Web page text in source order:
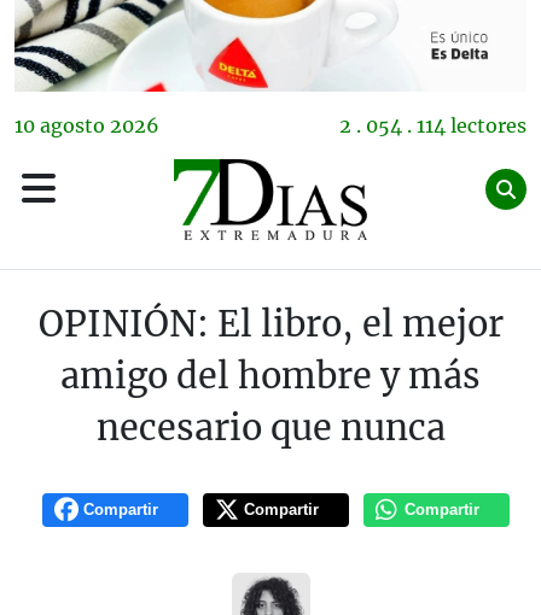
10 agosto 2026 2 . 054 . 114 lectores
OPINIÓN: El libro, el mejor
amigo del hombre y más
necesario que nunca
Compartir Compartir Compartir